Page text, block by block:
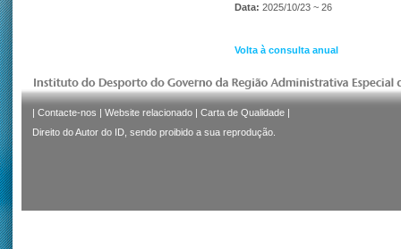
Data: 2025/10/23 ~ 26
Volta à consulta anual
| Contacte-nos | Website relacionado | Carta de Qualidade |
Direito do Autor do ID, sendo proibido a sua reprodução.